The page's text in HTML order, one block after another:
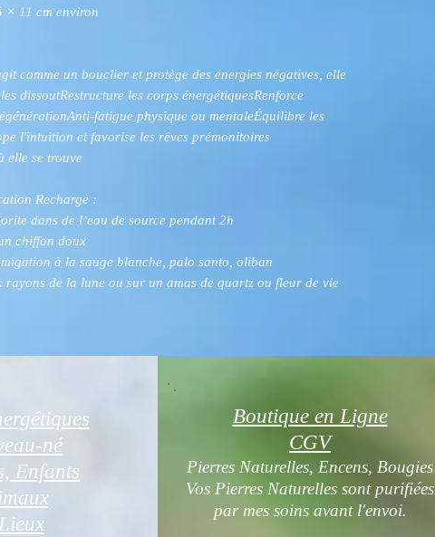
× 11 cm environ
comme un bouclier et protège des énergies négatives, elle
dissoutRestructure les corps énergétiquesRenforce
fatigue physique ou mentaleÉquilibre les
l'intuition et favorise les rêves prémonitoires
elle se trouve
Recharge :
dans de l’eau de source pendant 2h
chiffon doux
à la sauge blanche, palo santo, oliban
rayons de la lune ou sur un amas de quartz ou fleur de vie
né
Enfants
Boutique en Ligne
CGV
Pierres Naturelles, Encens, Bougies
Vos Pierres Naturelles sont purifiées
par mes soins avant l'envoi.